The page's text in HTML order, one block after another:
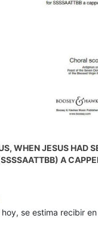
WHEN JESUS HAD
A
se estima recibir